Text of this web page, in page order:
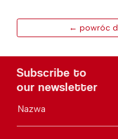
← powróc
Subscribe to
our newsletter
Nazwa